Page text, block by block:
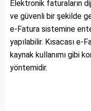
Elektronik faturaların
ve güvenli bir şekilde
e-Fatura sistemine
yapılabilir. Kısacası e-
kaynak kullanımı gibi
yöntemidir.